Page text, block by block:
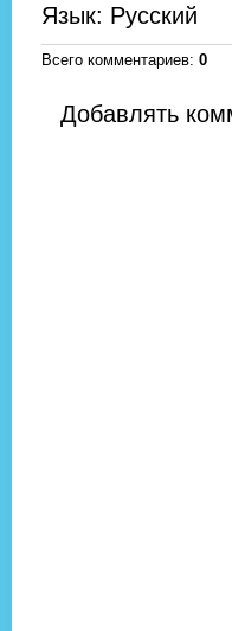
Язык: Русский
Всего комментариев: 0
Добавлять